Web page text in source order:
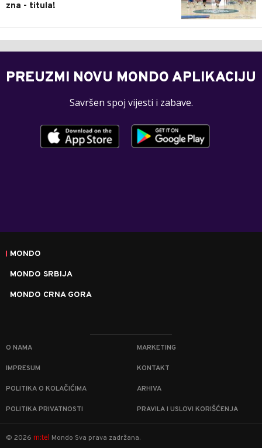
zna - titula!
PREUZMI NOVU MONDO APLIKACIJU
Savršen spoj vijesti i zabave.
MONDO
MONDO SRBIJA
MONDO CRNA GORA
O NAMA MARKETING
IMPRESUM KONTAKT
POLITIKA O KOLAČIĆIMA ARHIVA
POLITIKA PRIVATNOSTI PRAVILA I USLOVI KORIŠĆENJA
© 2026 m:tel Mondo Sva prava zadržana.